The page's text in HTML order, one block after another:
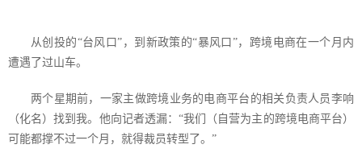
从创投的“台风口”，到新政策的“暴风口”，跨境电商在一个月内
遭遇了过山车。
两个星期前，一家主做跨境业务的电商平台的相关负责人员李响
（化名）找到我。他向记者透漏：“我们（自营为主的跨境电商平台）
可能都撑不过一个月，就得裁员转型了。”